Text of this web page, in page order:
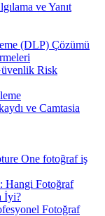
ve Yanıt
(DLP) Çözümü
Risk
ve Camtasia
One fotoğraf iş
Hangi Fotoğraf
İyi?
Fotoğraf